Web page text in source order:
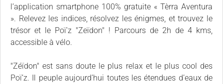
l’application smartphone 100% gratuite « Tèrra Aventura
». Relevez les indices, résolvez les énigmes, et trouvez le
trésor et le Poï'z "Zeïdon" ! Parcours de 2h de 4 kms,
accessible à vélo.
"Zéïdon" est sans doute le plus relax et le plus cool des
Poï’z. Il peuple aujourd’hui toutes les étendues d’eaux de